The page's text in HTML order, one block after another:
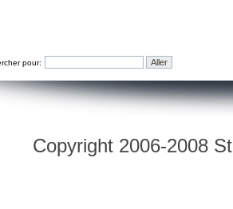
pour:
Copyright 2006-2008